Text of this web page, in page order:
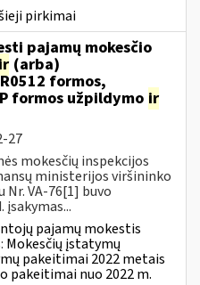
pirkimai
pajamų mokesčio
ir (arba)
formos,
formos užpildymo ir
27
mokesčių inspekcijos
ministerijos viršininko
Nr. VA-76[1] buvo
įsakymas...
pajamų mokestis
Mokesčių įstatymų
pakeitimai 2022 metais
pakeitimai nuo 2022 m.